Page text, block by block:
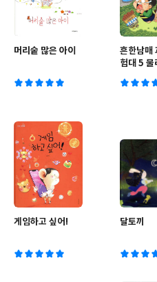
머리숱 많은 아이
흔한남매
험대 5 물
게임하고 싶어! 달토끼